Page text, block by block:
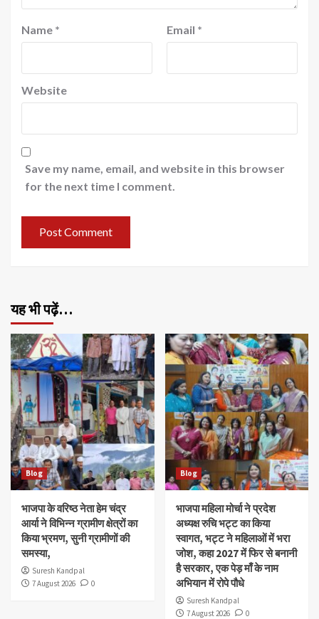
Name * Email *
Website
Save my name, email, and website in this browser
for the next time I comment.
यह भी पढ़ें…
Blog
भाजपा के वरिष्ठ नेता हेम चंद्र
आर्या ने विभिन्न ग्रामीण क्षेत्रों का
किया भ्रमण, सुनी ग्रामीणों की
समस्या,
Suresh Kandpal
7 August 2026
0
Blog
भाजपा महिला मोर्चा ने प्रदेश
अध्यक्ष रुचि भट्ट का किया
स्वागत, भट्ट ने महिलाओं में भरा
जोश, कहा 2027 में फिर से बनानी
है सरकार, एक पेड़ माँ के नाम
अभियान में रोपे पौधे
Suresh Kandpal
7 August 2026
0